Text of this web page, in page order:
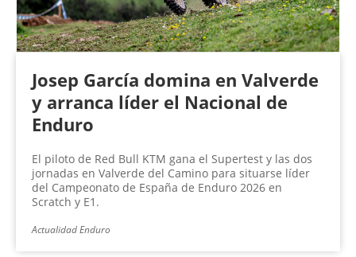
Josep García domina en Valverde
y arranca líder el Nacional de
Enduro
El piloto de Red Bull KTM gana el Supertest y las dos
jornadas en Valverde del Camino para situarse líder
del Campeonato de España de Enduro 2026 en
Scratch y E1.
Actualidad Enduro